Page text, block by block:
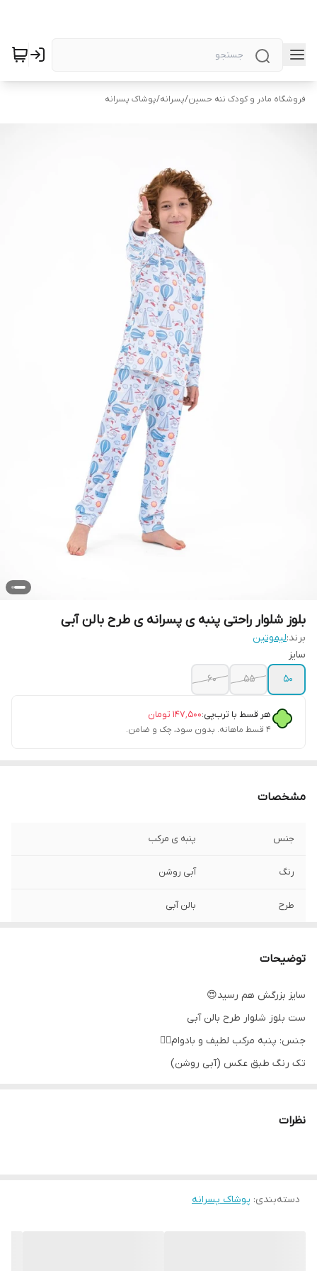
فروشگاه مادر و کودک ننه حسین/پسرانه/پوشاک پسرانه
بلوز شلوار راحتی پنبه ی پسرانه ی طرح بالن آبی
برند:لیموتین
سایز
۵۰
۵۵ ۶۰
هر قسط با ترب‌پی:۱۴۷٬۵۰۰ تومان
۴ قسط ماهانه. بدون سود، چک و ضامن.
مشخصات
جنس پنبه ی مرکب
رنگ آبی روشن
طرح بالن آبی
توضیحات
سایز بزرگش هم رسید😍
ست بلوز شلوار طرح بالن آبی
جنس: پنبه مرکب لطیف و بادوام👌🏻
تک رنگ طبق عکس (آبی روشن)
اندازه های دقیق:
۶۰: پهنا۴۵،آستین۵۰،قدبلوز۶۰، شلوار ۸۵
نظرات
دسته‌بندی: پوشاک پسرانه